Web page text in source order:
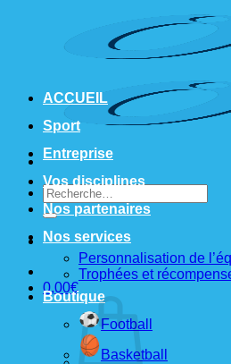
Recherche
pour :
0,00€
ACCUEIL
Sport
Entreprise
Vos disciplines
Nos partenaires
Nos services
Personnalisation de
Trophées et
Boutique
Football
Basketball